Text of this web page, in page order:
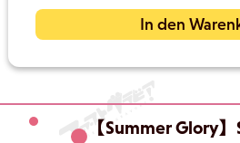
In den
【Summer Glory